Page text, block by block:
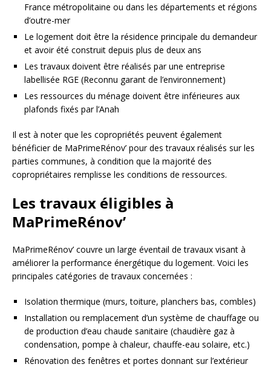
France métropolitaine ou dans les départements et régions
d’outre-mer
Le logement doit être la résidence principale du demandeur
et avoir été construit depuis plus de deux ans
Les travaux doivent être réalisés par une entreprise
labellisée RGE (Reconnu garant de l’environnement)
Les ressources du ménage doivent être inférieures aux
plafonds fixés par l’Anah
Il est à noter que les copropriétés peuvent également
bénéficier de MaPrimeRénov’ pour des travaux réalisés sur les
parties communes, à condition que la majorité des
copropriétaires remplisse les conditions de ressources.
Les travaux éligibles à
MaPrimeRénov’
MaPrimeRénov’ couvre un large éventail de travaux visant à
améliorer la performance énergétique du logement. Voici les
principales catégories de travaux concernées :
Isolation thermique (murs, toiture, planchers bas, combles)
Installation ou remplacement d’un système de chauffage ou
de production d’eau chaude sanitaire (chaudière gaz à
condensation, pompe à chaleur, chauffe-eau solaire, etc.)
Rénovation des fenêtres et portes donnant sur l’extérieur